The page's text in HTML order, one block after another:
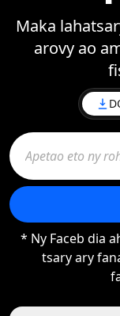
Maka
arovy ao
* Ny Faceb dia
tsary ary